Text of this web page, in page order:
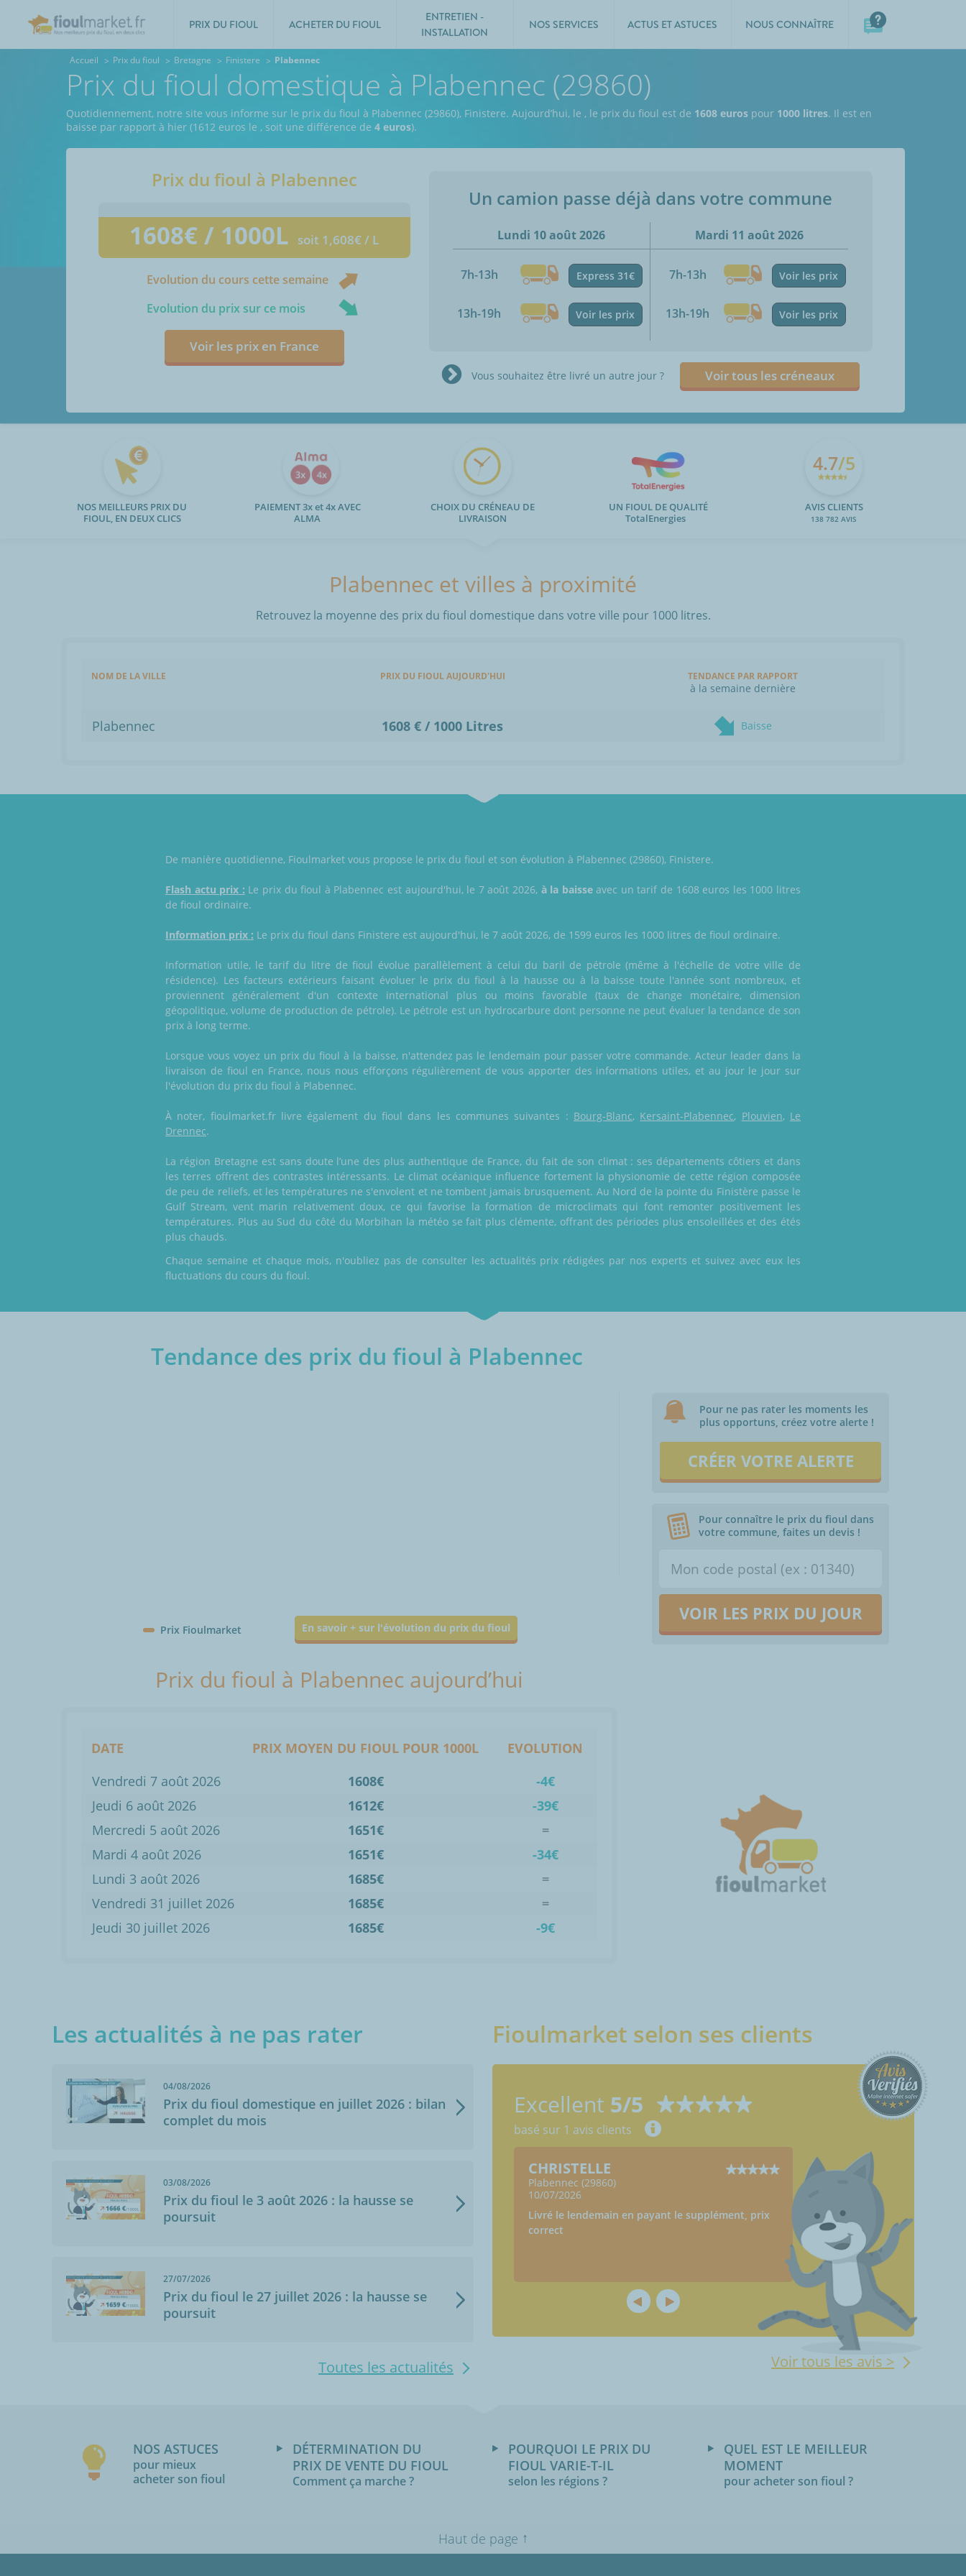
PRIX DU FIOUL ACHETER DU FIOUL
ENTRETIEN -
INSTALLATION
NOS SERVICES ACTUS ET ASTUCES NOUS CONNAÎTRE
Accueil Prix du fioul Bretagne Finistere Plabennec
Prix du fioul domestique à Plabennec (29860)
Quotidiennement, notre site vous informe sur le prix du fioul à Plabennec (29860), Finistere. Aujourd’hui, le , le prix du fioul est de 1608 euros pour 1000 litres. Il est en
baisse par rapport à hier (1612 euros le , soit une différence de 4 euros).
Prix du fioul à Plabennec
1608€ / 1000L soit 1,608€ / L
Evolution du cours cette semaine
Evolution du prix sur ce mois
Voir les prix en France
Un camion passe déjà dans votre commune
Lundi 10 août 2026
7h-13h Express 31€
13h-19h Voir les prix
Mardi 11 août 2026
7h-13h Voir les prix
13h-19h Voir les prix
Vous souhaitez être livré un autre jour ? Voir tous les créneaux
NOS MEILLEURS PRIX DU
FIOUL, EN DEUX CLICS
PAIEMENT 3x et 4x AVEC
ALMA
CHOIX DU CRÉNEAU DE
LIVRAISON
UN FIOUL DE QUALITÉ
TotalEnergies
4.7/5
AVIS CLIENTS
138 782 AVIS
Plabennec et villes à proximité
Retrouvez la moyenne des prix du fioul domestique dans votre ville pour 1000 litres.
NOM DE LA VILLE PRIX DU FIOUL AUJOURD'HUI TENDANCE PAR RAPPORT
à la semaine dernière
Plabennec 1608 € / 1000 Litres Baisse
De manière quotidienne, Fioulmarket vous propose le prix du fioul et son évolution à Plabennec (29860), Finistere.
Flash actu prix : Le prix du fioul à Plabennec est aujourd'hui, le 7 août 2026, à la baisseavec un tarif de 1608 euros les 1000 litres
de fioul ordinaire.
Information prix : Le prix du fioul dans Finistere est aujourd'hui, le 7 août 2026, de 1599 euros les 1000 litres de fioul ordinaire.
Information utile, le tarif du litre de fioul évolue parallèlement à celui du baril de pétrole (même à l'échelle de votre ville de
résidence). Les facteurs extérieurs faisant évoluer le prix du fioul à la hausse ou à la baisse toute l'année sont nombreux, et
proviennent généralement d'un contexte international plus ou moins favorable (taux de change monétaire, dimension
géopolitique, volume de production de pétrole). Le pétrole est un hydrocarbure dont personne ne peut évaluer la tendance de son
prix à long terme.
Lorsque vous voyez un prix du fioul à la baisse, n'attendez pas le lendemain pour passer votre commande. Acteur leader dans la
livraison de fioul en France, nous nous efforçons régulièrement de vous apporter des informations utiles, et au jour le jour sur
l'évolution du prix du fioul à Plabennec.
À noter, fioulmarket.fr livre également du fioul dans les communes suivantes : Bourg-Blanc, Kersaint-Plabennec, Plouvien, Le
Drennec.
La région Bretagne est sans doute l’une des plus authentique de France, du fait de son climat : ses départements côtiers et dans
les terres offrent des contrastes intéressants. Le climat océanique influence fortement la physionomie de cette région composée
de peu de reliefs, et les températures ne s'envolent et ne tombent jamais brusquement. Au Nord de la pointe du Finistère passe le
Gulf Stream, vent marin relativement doux, ce qui favorise la formation de microclimats qui font remonter positivement les
températures. Plus au Sud du côté du Morbihan la météo se fait plus clémente, offrant des périodes plus ensoleillées et des étés
plus chauds.
Chaque semaine et chaque mois, n'oubliez pas de consulter les actualités prix rédigées par nos experts et suivez avec eux les
fluctuations du cours du fioul.
Tendance des prix du fioul à Plabennec
Prix Fioulmarket En savoir + sur l'évolution du prix du fioul
Pour ne pas rater les moments les
plus opportuns, créez votre alerte !
CRÉER VOTRE ALERTE
Pour connaître le prix du fioul dans
votre commune, faites un devis !
VOIR LES PRIX DU JOUR
Prix du fioul à Plabennec aujourd’hui
DATE PRIX MOYEN DU FIOUL POUR 1000L
EVOLUTION
Vendredi 7 août 2026
1608€
-4€
Jeudi 6 août 2026
1612€
-39€
Mercredi 5 août 2026
1651€
=
Mardi 4 août 2026
1651€
-34€
Lundi 3 août 2026
1685€
=
Vendredi 31 juillet 2026
1685€
=
Jeudi 30 juillet 2026
1685€ -9€
Les actualités à ne pas rater
04/08/2026
Prix du fioul domestique en juillet 2026 : bilan
complet du mois
03/08/2026
Prix du fioul le 3 août 2026 : la hausse se
poursuit
27/07/2026
Prix du fioul le 27 juillet 2026 : la hausse se
poursuit
Toutes les actualités
Fioulmarket selon ses clients
Excellent 5/5
basé sur 1 avis clients
Voir tous les avis >
CHRISTELLE
Plabennec (29860)
10/07/2026
Livré le lendemain en payant le supplément, prix
correct
NOS ASTUCES
pour mieux
acheter son fioul
DÉTERMINATION DU
PRIX DE VENTE DU FIOUL
Comment ça marche ?
POURQUOI LE PRIX DU
FIOUL VARIE-T-IL
selon les régions ?
QUEL EST LE MEILLEUR
MOMENT
pour acheter son fioul ?
Haut de page ↑